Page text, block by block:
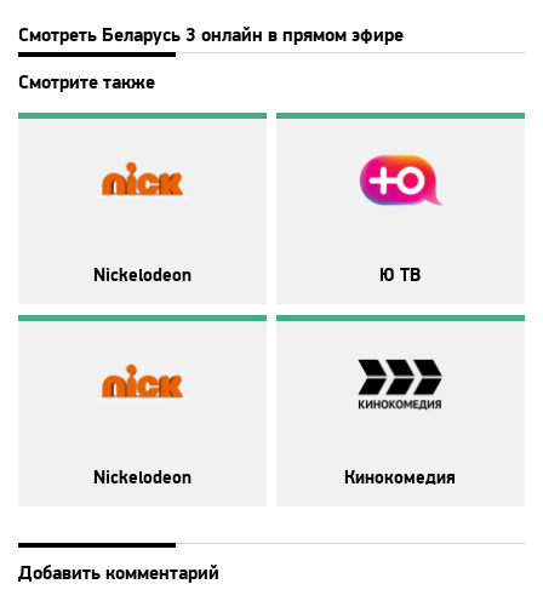
Fox Life
Смотреть Беларусь 3 онлайн в прямом эфире
Смотрите также
Nickelodeon Ю ТВ
Nickelodeon Кинокомедия
Добавить комментарий